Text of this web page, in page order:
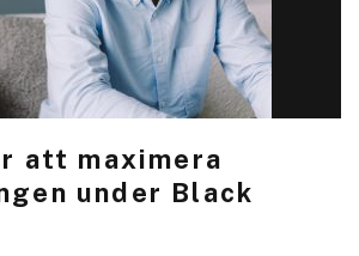
att maximera
under Black